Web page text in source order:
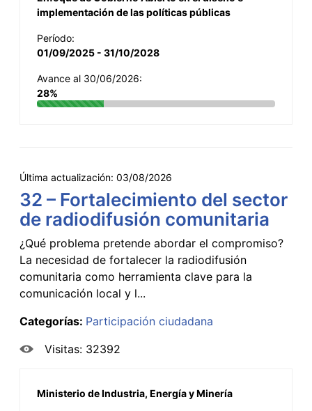
implementación de las políticas públicas
Período:
01/09/2025 - 31/10/2028
Avance al 30/06/2026:
28%
Última actualización: 03/08/2026
32 – Fortalecimiento del sector
de radiodifusión comunitaria
¿Qué problema pretende abordar el compromiso?
La necesidad de fortalecer la radiodifusión
comunitaria como herramienta clave para la
comunicación local y l...
Categorías: Participación ciudadana
Visitas: 32392
Ministerio de Industria, Energía y Minería